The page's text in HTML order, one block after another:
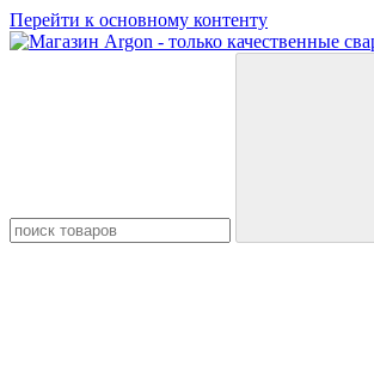
Перейти к основному контенту